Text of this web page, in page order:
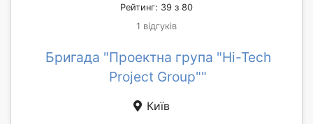
Рейтинг: 39 з 80
1 відгуків
Бригада "Проектна група "Hi-Tech
Project Group""
Київ